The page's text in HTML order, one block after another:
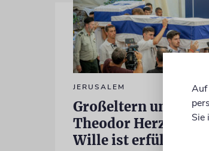
JERUSALEM
Großeltern
Theodor Herzls
Wille ist erfüllt
Auf
Sie